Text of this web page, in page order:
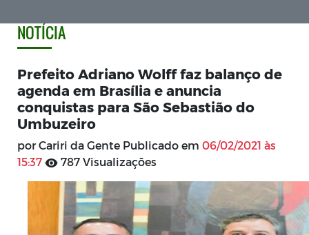
NOTÍCIA
Prefeito Adriano Wolff faz balanço de
agenda em Brasília e anuncia
conquistas para São Sebastião do
Umbuzeiro
por Cariri da Gente Publicado em 06/02/2021 às
15:37
787 Visualizações